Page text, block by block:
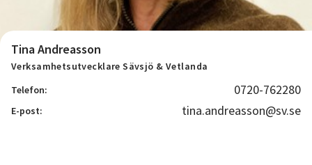
Tina Andreasson
Verksamhetsutvecklare Sävsjö & Vetlanda
Telefon:
0720-762280
E-post: tina.andreasson@sv.se